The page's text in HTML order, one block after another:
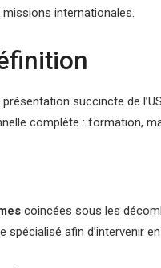
missions internationales.
succincte de
complète : formation,
coincées sous les
spécialisé afin d’intervenir